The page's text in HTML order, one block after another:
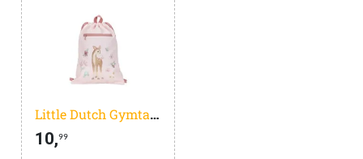
Little Dutch Gymtasje Fairy Garden
10,99